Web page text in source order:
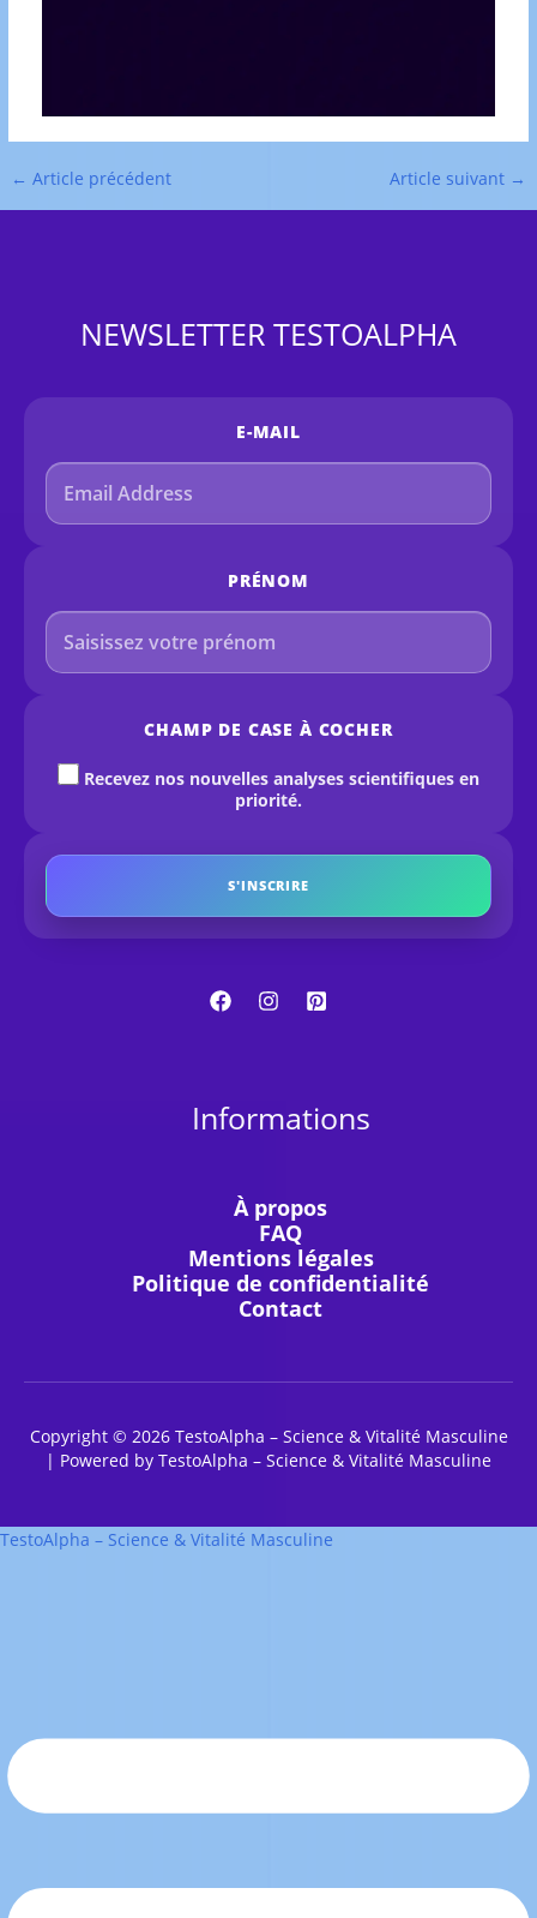
← Article précédent Article suivant →
NEWSLETTER TESTOALPHA
E-MAIL
PRÉNOM
CHAMP DE CASE À COCHER
Recevez nos nouvelles analyses scientifiques en
priorité.
S'INSCRIRE
Informations
À propos
FAQ
Mentions légales
Politique de confidentialité
Contact
Copyright © 2026 TestoAlpha – Science & Vitalité Masculine
| Powered by TestoAlpha – Science & Vitalité Masculine
TestoAlpha – Science & Vitalité Masculine